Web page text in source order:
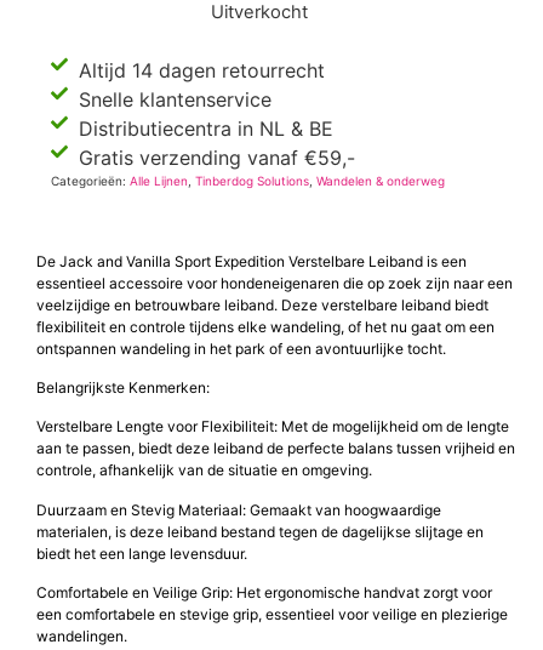
Uitverkocht
Altijd 14 dagen retourrecht
Snelle klantenservice
Distributiecentra in NL & BE
Gratis verzending vanaf €59,-
Categorieën:Alle Lijnen ,Tinberdog Solutions ,Wandelen & onderweg
De Jack and Vanilla Sport Expedition Verstelbare Leiband is een
essentieel accessoire voor hondeneigenaren die op zoek zijn naar een
veelzijdige en betrouwbare leiband. Deze verstelbare leiband biedt
flexibiliteit en controle tijdens elke wandeling, of het nu gaat om een
ontspannen wandeling in het park of een avontuurlijke tocht.
Belangrijkste Kenmerken:
Verstelbare Lengte voor Flexibiliteit: Met de mogelijkheid om de lengte
aan te passen, biedt deze leiband de perfecte balans tussen vrijheid en
controle, afhankelijk van de situatie en omgeving.
Duurzaam en Stevig Materiaal: Gemaakt van hoogwaardige
materialen, is deze leiband bestand tegen de dagelijkse slijtage en
biedt het een lange levensduur.
Comfortabele en Veilige Grip: Het ergonomische handvat zorgt voor
een comfortabele en stevige grip, essentieel voor veilige en plezierige
wandelingen.